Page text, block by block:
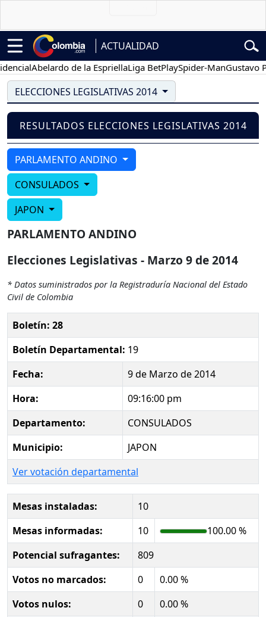
ACTUALIDAD
Abelardo de la EspriellaLiga BetPlaySpider-ManGustavo
ELECCIONES LEGISLATIVAS 2014
RESULTADOS ELECCIONES LEGISLATIVAS 2014
PARLAMENTO ANDINO
CONSULADOS
JAPON
PARLAMENTO ANDINO
Elecciones Legislativas - Marzo 9 de 2014
* Datos suministrados por la Registraduría Nacional del Estado
Civil de Colombia
Boletín: 28
Boletín Departamental: 19
Fecha:
9 de Marzo de 2014
Hora:
09:16:00 pm
Departamento:
CONSULADOS
Municipio:
JAPON
Ver votación departamental
Mesas instaladas:
10
Mesas informadas:
10
100.00 %
Potencial sufragantes:
809
Votos no marcados:
0
0.00 %
Votos nulos:
0
0.00 %